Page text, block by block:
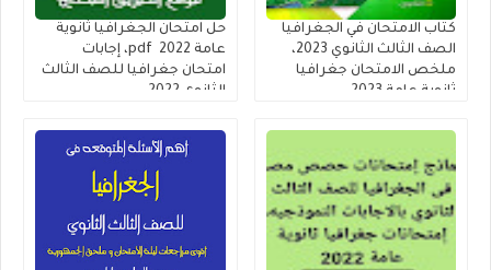
كتاب الامتحان في الجغرافيا
الصف الثالث الثانوي 2023،
ملخص الامتحان جغرافيا
ثانوية عامة 2023
حل امتحان الجغرافيا ثانوية
عامة 2022 pdf، إجابات
امتحان جغرافيا للصف الثالث
الثانوى 2022